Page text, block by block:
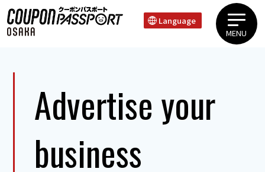
Language
MENU
Advertise your
business